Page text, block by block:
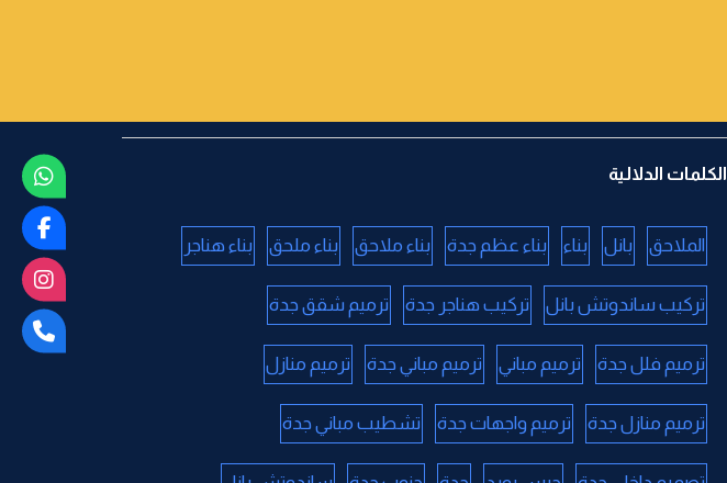
الكلمات الدلالية
الملاحق بانل بناء بناء عظم جدة بناء ملاحق بناء ملحق بناء هناجر
تركيب ساندوتش بانل تركيب هناجر جدة ترميم شقق جدة
ترميم فلل جدة ترميم مباني ترميم مباني جدة ترميم منازل
ترميم منازل جدة ترميم واجهات جدة تشطيب مباني جدة